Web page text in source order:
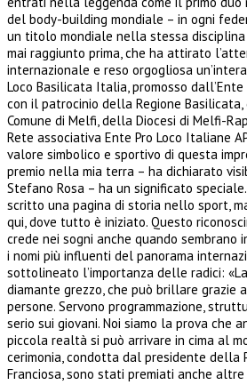
del body-building mondiale – in ogni
un titolo mondiale nella stessa
mai raggiunto prima, che ha attirato
internazionale e reso orgogliosa
Loco Basilicata Italia, promosso dall’Ente
con il patrocinio della Regione Basilicata,
Comune di Melfi, della Diocesi di Melfi-
Rete associativa Ente Pro Loco Italiane
valore simbolico e sportivo di questa
premio nella mia terra – ha dichiarato
Stefano Rosa – ha un significato
scritto una pagina di storia nello sport,
qui, dove tutto è iniziato. Questo
crede nei sogni anche quando sembrano
i nomi più influenti del panorama
sottolineato l’importanza delle radici:
diamante grezzo, che può brillare grazie
persone. Servono programmazione,
serio sui giovani. Noi siamo la prova che
piccola realtà si può arrivare in cima al
cerimonia, condotta dal presidente della
Franciosa, sono stati premiati anche